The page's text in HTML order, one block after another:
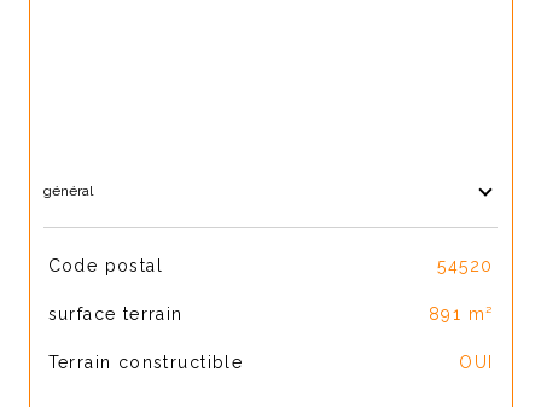
général
TRAD_SIROCCO_Caracteristique
Code postal 54520
surface terrain 891 m²
Terrain constructible OUI